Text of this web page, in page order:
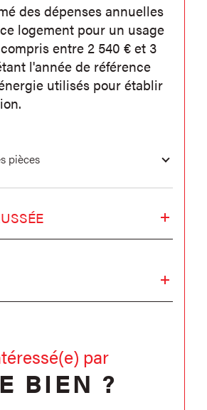
des dépenses annuelles
logement pour un usage
entre 2 540 € et 3
l'année de référence
utilisés pour établir
pièces
par
BIEN ?